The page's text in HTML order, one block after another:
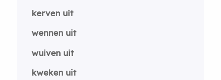
kerven uit
wennen uit
wuiven uit
kweken uit